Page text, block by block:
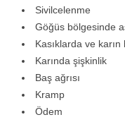
Sivilcelenme
Göğüs bölgesinde
Kasıklarda ve
Karında şişkinlik
Baş ağrısı
Kramp
Ödem